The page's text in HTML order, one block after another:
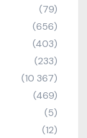
(79)
(656)
(403)
(233)
(10 367)
(469)
(5)
(12)